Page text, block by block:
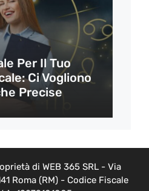
Per Il Tuo
Ci Vogliono
Precise
di WEB 365 SRL - Via
Roma (RM) - Codice Fiscale